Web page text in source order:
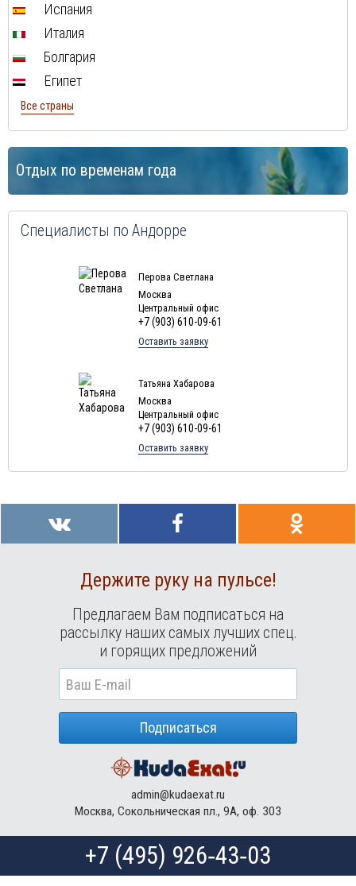
Испания
Италия
Болгария
Египет
Все страны
Отдых по временам года
Специалисты по Андорре
Перова Светлана
Москва
Центральный офис
+7 (903) 610-09-61
Оставить заявку
Татьяна Хабарова
Москва
Центральный офис
+7 (903) 610-09-61
Оставить заявку
Держите руку на пульсе!
Предлагаем Вам подписаться на
рассылку наших самых лучших спец.
и горящих предложений
Подписаться
admin@kudaexat.ru
Москва, Сокольническая пл., 9А, оф. 303
+7 (495) 926‑43‑03